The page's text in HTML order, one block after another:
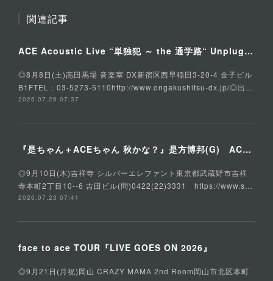
関連記事
ACE Acoustic Live “単独犯 ～ the 通学路“ Unplugged Special
◎8月8日(土)高田馬場 音楽室 DX新宿区西早稲田3-20-4 金子ビル
B1FTEL：03-5273-5110http://www.ongakushitsu-dx.jp/◎出…
2026.07.26 07:37
『是ちゃん＋ACEちゃん 秋かな？』是方博邦(G) ACE(Vo,G) 石川俊介(B) そうる透(Ds)
◎9月10日(木)吉祥寺 シルバーエレファント東京都武蔵野市吉祥
寺本町2丁目10--6 吉田ビル(問)0422(22)3331 https://www.s…
2026.07.23 07:41
face to ace TOUR『LIVE GOES ON 2026』
◎9月21日(月祝)岡山 CRAZY MAMA 2nd Room岡山市北区本町